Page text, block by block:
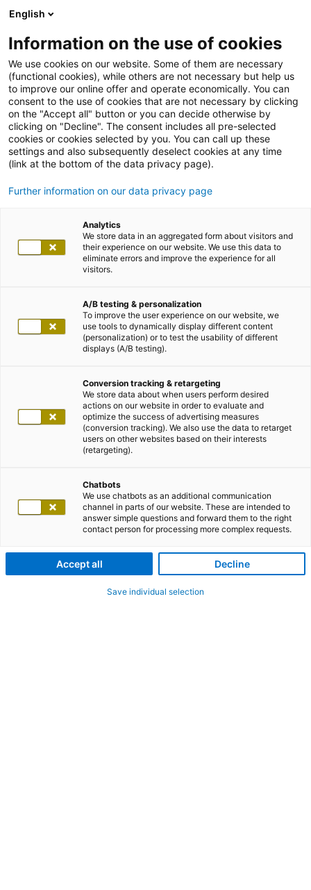
English
Information on the use of cookies
We use cookies on our website. Some of them are necessary
(functional cookies), while others are not necessary but help us
to improve our online offer and operate economically. You can
consent to the use of cookies that are not necessary by clicking
on the "Accept all" button or you can decide otherwise by
clicking on "Decline". The consent includes all pre-selected
cookies or cookies selected by you. You can call up these
settings and also subsequently deselect cookies at any time
(link at the bottom of the data privacy page).
Further information on our data privacy page
Analytics
We store data in an aggregated form about visitors and
their experience on our website. We use this data to
eliminate errors and improve the experience for all
visitors.
A/B testing & personalization
To improve the user experience on our website, we
use tools to dynamically display different content
(personalization) or to test the usability of different
displays (A/B testing).
Conversion tracking & retargeting
We store data about when users perform desired
actions on our website in order to evaluate and
optimize the success of advertising measures
(conversion tracking). We also use the data to retarget
users on other websites based on their interests
(retargeting).
Chatbots
We use chatbots as an additional communication
channel in parts of our website. These are intended to
answer simple questions and forward them to the right
contact person for processing more complex requests.
Accept all Decline
Save individual selection